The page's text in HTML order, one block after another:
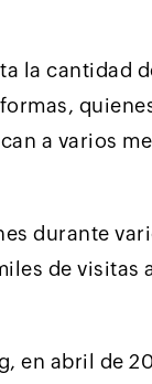
la cantidad
a varios
durante
de visitas
en abril de